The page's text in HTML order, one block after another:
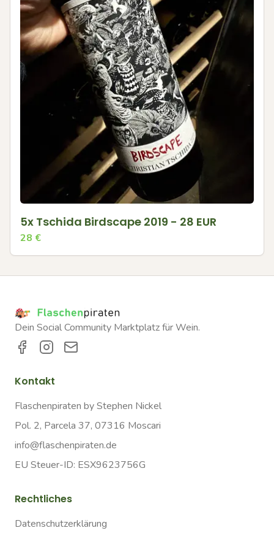
5x Tschida Birdscape 2019 - 28 EUR
28 €
Dein Social Community Marktplatz für Wein.
Kontakt
Flaschenpiraten by Stephen Nickel
Pol. 2, Parcela 37, 07316 Moscari
info@flaschenpiraten.de
EU Steuer-ID: ESX9623756G
Rechtliches
Datenschutzerklärung